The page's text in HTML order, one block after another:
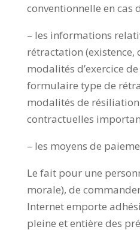
conventionnelle en cas
– les informations
rétractation (existence,
modalités d’exercice
formulaire type de
modalités de
contractuelles
– les moyens de
Le fait pour une
morale), de
Internet emporte
pleine et entière des